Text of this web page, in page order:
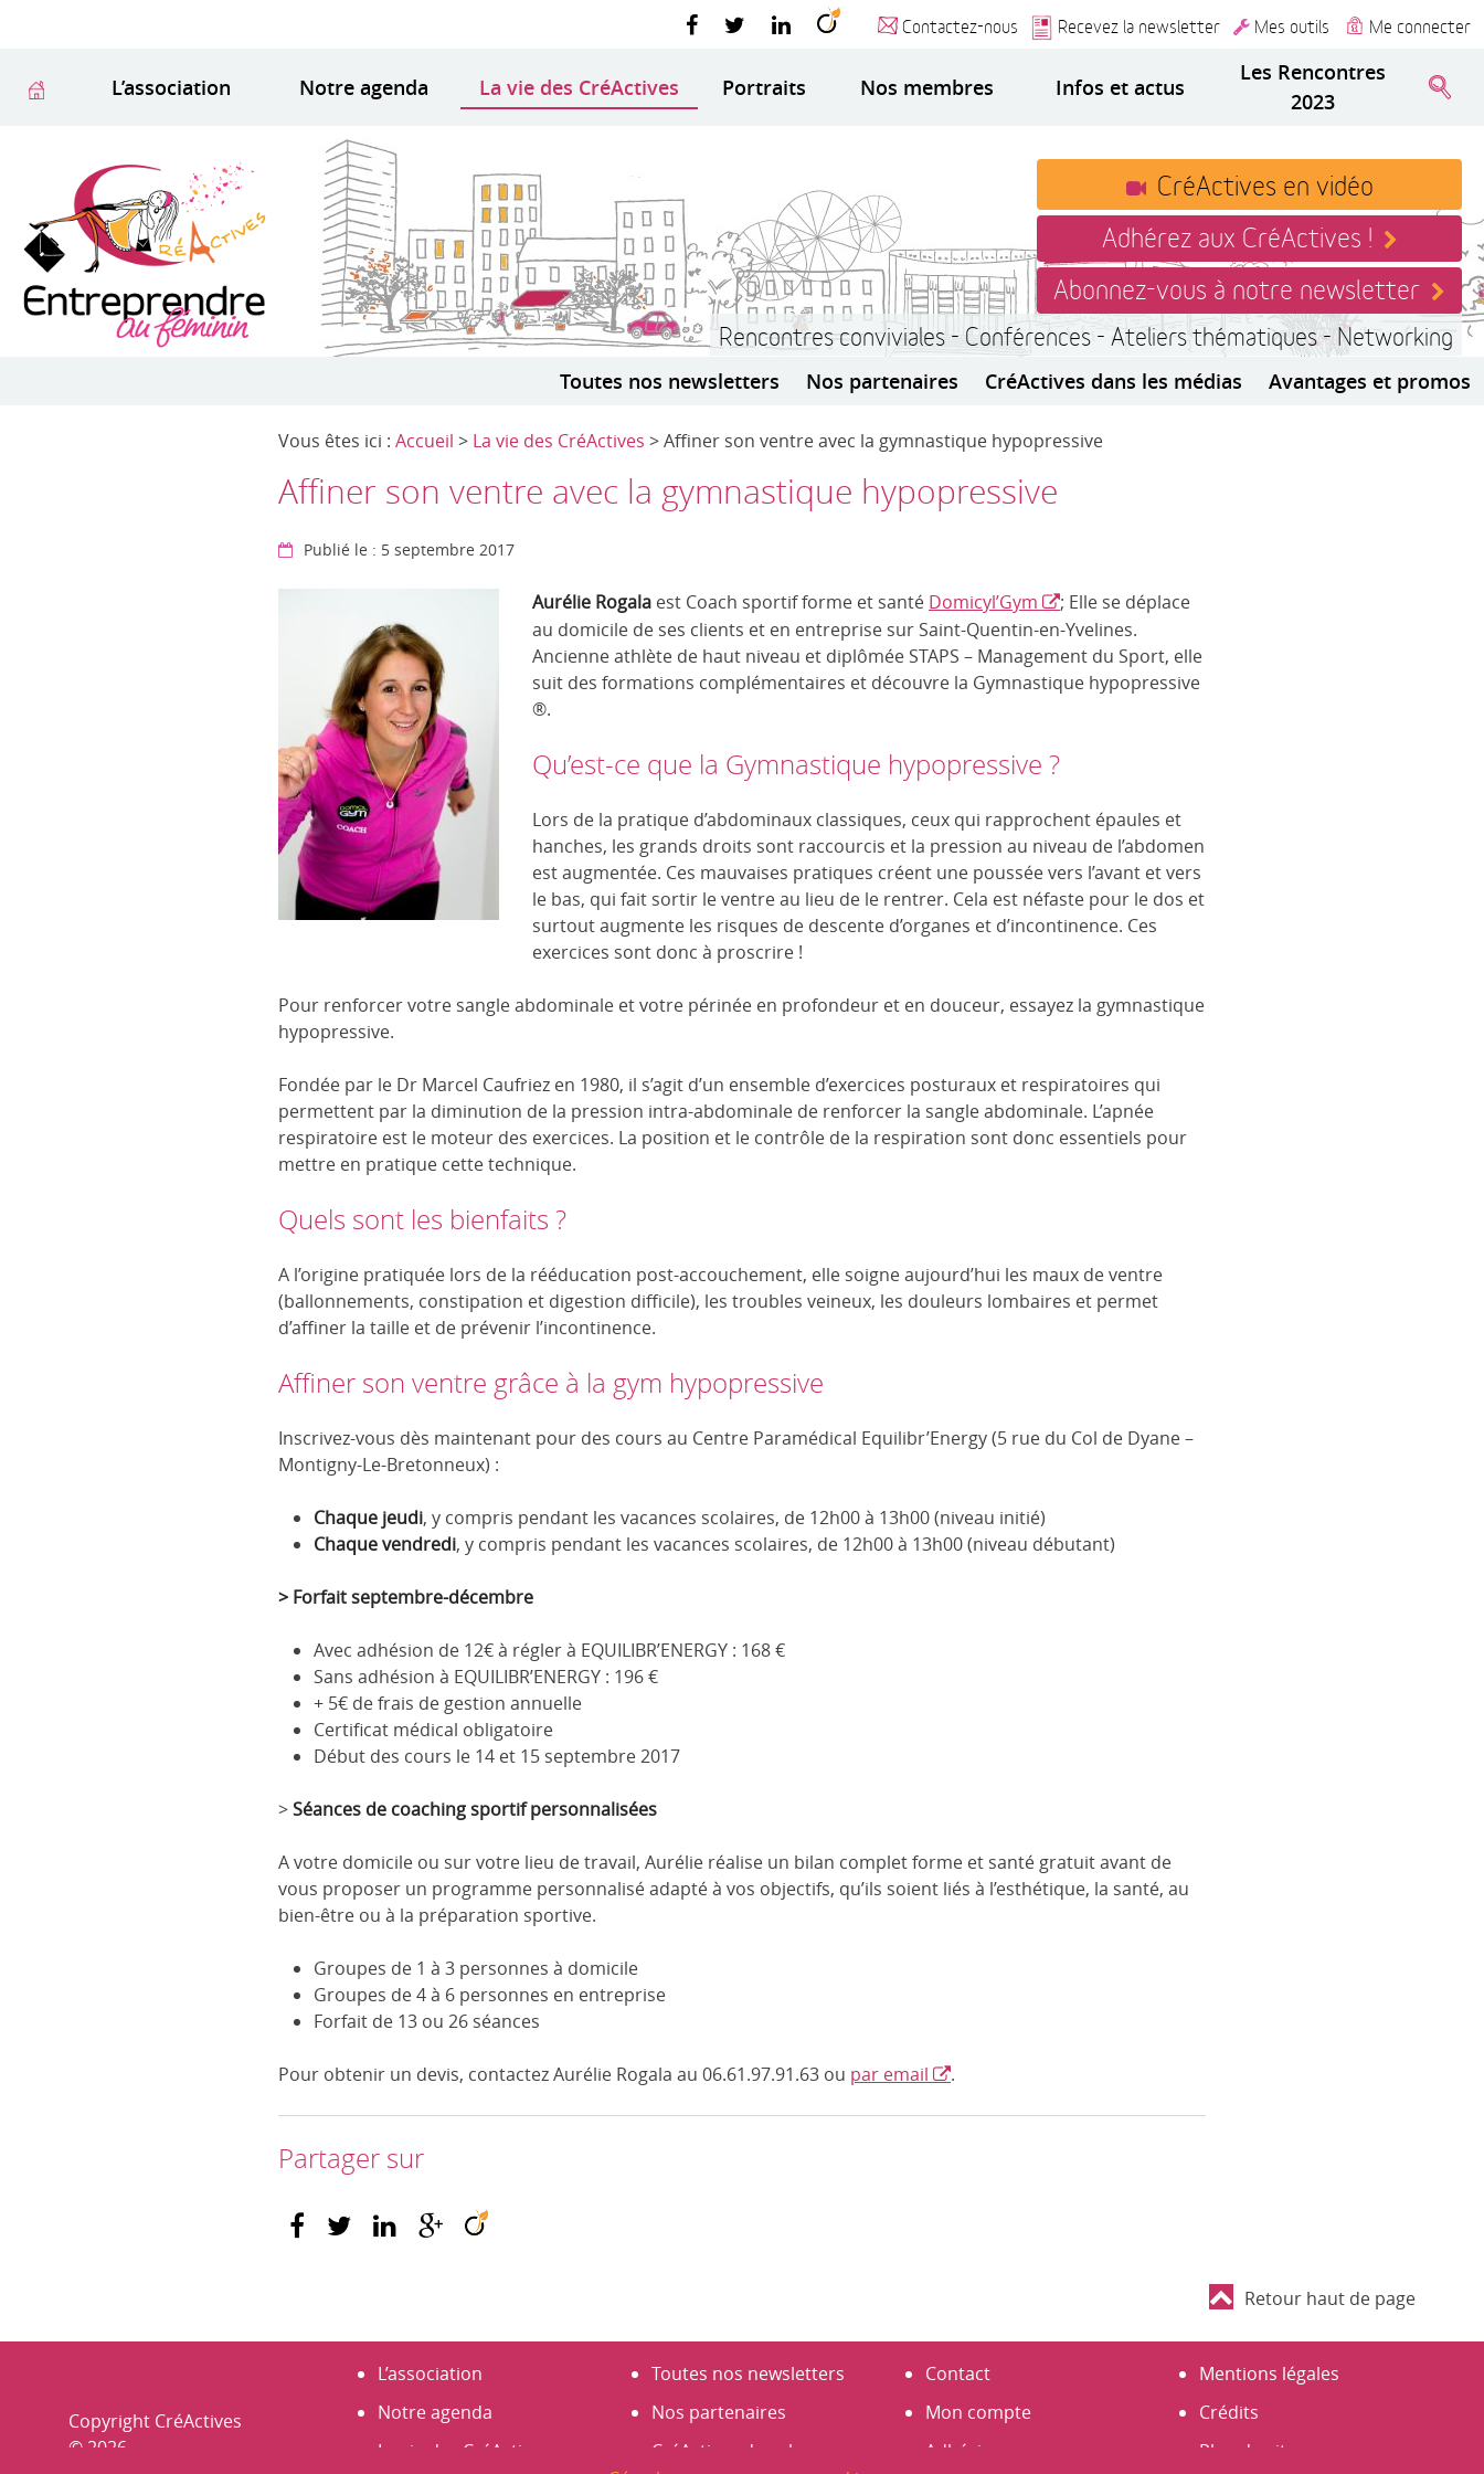
Contactez-nous Recevez la newsletter Mes outils Me connecter
L’association Notre agenda La vie des CréActives Portraits Nos membres Infos et actus
Les Rencontres
2023
CréActives en vidéo
Adhérez aux CréActives !
Abonnez-vous à notre newsletter
Rencontres conviviales - Conférences - Ateliers thématiques - Networking
Toutes nos newsletters Nos partenaires CréActives dans les médias Avantages et promos
Vous êtes ici : Accueil > La vie des CréActives > Affiner son ventre avec la gymnastique hypopressive
Affiner son ventre avec la gymnastique hypopressive
Publié le : 5 septembre 2017
Aurélie Rogala est Coach sportif forme et santé Domicyl’Gym
; Elle se déplace
au domicile de ses clients et en entreprise sur Saint-Quentin-en-Yvelines.
Ancienne athlète de haut niveau et diplômée STAPS – Management du Sport, elle
suit des formations complémentaires et découvre la Gymnastique hypopressive
®.
Qu’est-ce que la Gymnastique hypopressive ?
Lors de la pratique d’abdominaux classiques, ceux qui rapprochent épaules et
hanches, les grands droits sont raccourcis et la pression au niveau de l’abdomen
est augmentée. Ces mauvaises pratiques créent une poussée vers l’avant et vers
le bas, qui fait sortir le ventre au lieu de le rentrer. Cela est néfaste pour le dos et
surtout augmente les risques de descente d’organes et d’incontinence. Ces
exercices sont donc à proscrire !
Pour renforcer votre sangle abdominale et votre périnée en profondeur et en douceur, essayez la gymnastique
hypopressive.
Fondée par le Dr Marcel Caufriez en 1980, il s’agit d’un ensemble d’exercices posturaux et respiratoires qui
permettent par la diminution de la pression intra-abdominale de renforcer la sangle abdominale. L’apnée
respiratoire est le moteur des exercices. La position et le contrôle de la respiration sont donc essentiels pour
mettre en pratique cette technique.
Quels sont les bienfaits ?
A l’origine pratiquée lors de la rééducation post-accouchement, elle soigne aujourd’hui les maux de ventre
(ballonnements, constipation et digestion difficile), les troubles veineux, les douleurs lombaires et permet
d’affiner la taille et de prévenir l’incontinence.
Affiner son ventre grâce à la gym hypopressive
Inscrivez-vous dès maintenant pour des cours au Centre Paramédical Equilibr’Energy (5 rue du Col de Dyane –
Montigny-Le-Bretonneux) :
Chaque jeudi, y compris pendant les vacances scolaires, de 12h00 à 13h00 (niveau initié)
Chaque vendredi, y compris pendant les vacances scolaires, de 12h00 à 13h00 (niveau débutant)
> Forfait septembre-décembre
Avec adhésion de 12€ à régler à EQUILIBR’ENERGY : 168 €
Sans adhésion à EQUILIBR’ENERGY : 196 €
+ 5€ de frais de gestion annuelle
Certificat médical obligatoire
Début des cours le 14 et 15 septembre 2017
>Séances de coaching sportif personnalisées
A votre domicile ou sur votre lieu de travail, Aurélie réalise un bilan complet forme et santé gratuit avant de
vous proposer un programme personnalisé adapté à vos objectifs, qu’ils soient liés à l’esthétique, la santé, au
bien-être ou à la préparation sportive.
Groupes de 1 à 3 personnes à domicile
Groupes de 4 à 6 personnes en entreprise
Forfait de 13 ou 26 séances
Pour obtenir un devis, contactez Aurélie Rogala au 06.61.97.91.63 ou par email .
Partager sur
Retour haut de page
Copyright CréActives
© 2026
L’association
Notre agenda
La vie des CréActives
Toutes nos newsletters
Nos partenaires
CréActives dans les
Contact
Mon compte
Adhésion
Mentions légales
Crédits
Plan du site